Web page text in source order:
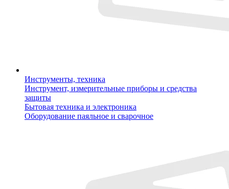
Инструменты, техника
Инструмент, измерительные приборы и средства
защиты
Бытовая техника и электроника
Оборудование паяльное и сварочное